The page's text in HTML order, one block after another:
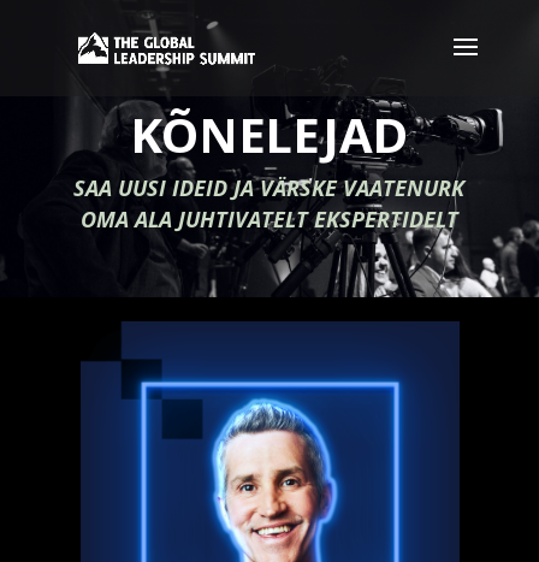
KÕNELEJAD
SAA UUSI IDEID JA VÄRSKE VAATENURK
OMA ALA JUHTIVATELT EKSPERTIDELT